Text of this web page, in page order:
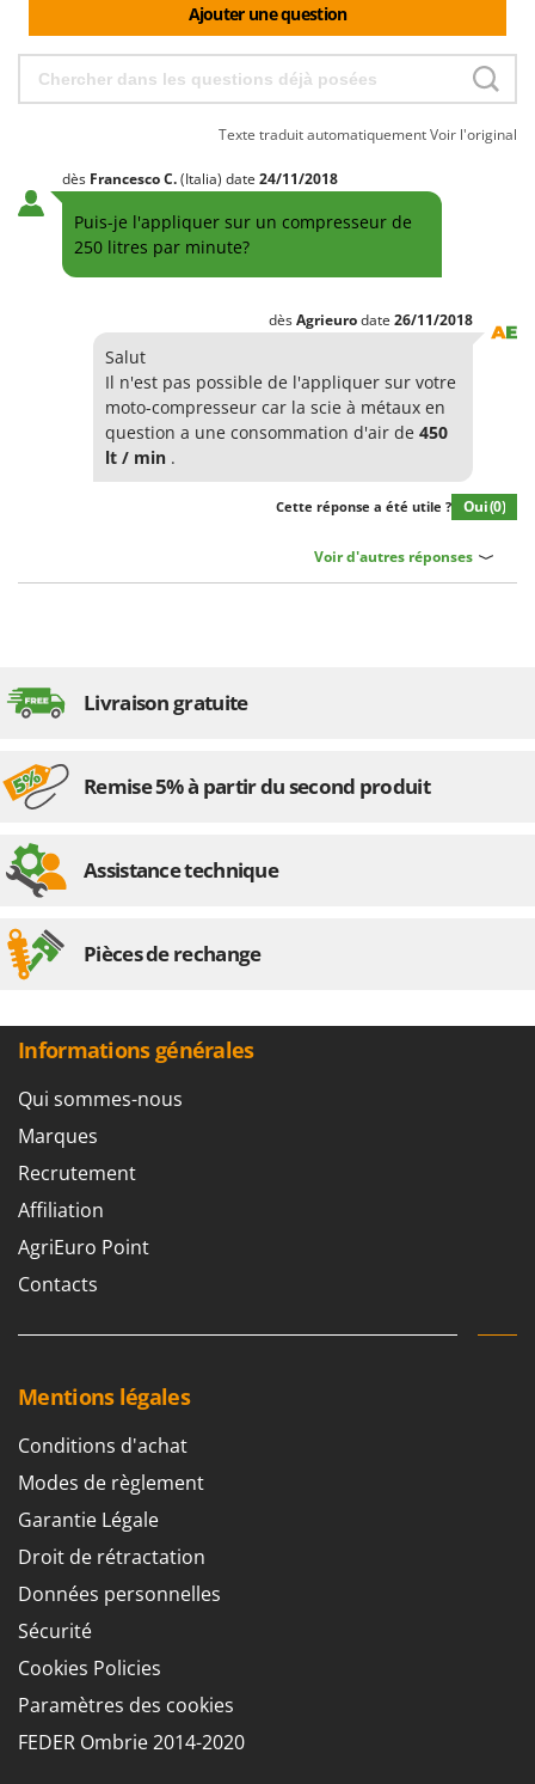
Ajouter une question
Texte traduit automatiquementVoir l'original
dès FrancescoC.(Italia) date 24/11/2018
Puis-je l'appliquer sur un compresseur de
250 litres par minute?
dèsAgrieurodate 26/11/2018
Salut
Il n'est pas possible de l'appliquer sur votre
moto-compresseur car la scie à métaux en
question a une consommation d'air de 450
lt / min.
Cette réponse a été utile ? Oui(0)
Voir d'autres réponses
Livraison gratuite
Remise 5% à partir du second produit
Assistance technique
Pièces de rechange
Informations générales
Qui sommes-nous
Marques
Recrutement
Affiliation
AgriEuro Point
Contacts
Mentions légales
Conditions d'achat
Modes de règlement
Garantie Légale
Droit de rétractation
Données personnelles
Sécurité
Cookies Policies
Paramètres des cookies
FEDER Ombrie 2014-2020